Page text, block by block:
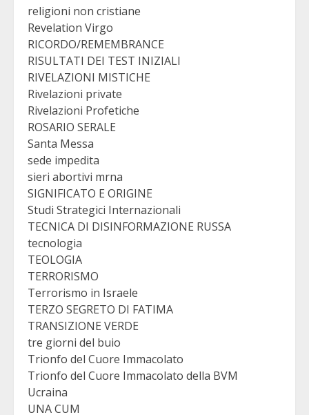
religioni non cristiane
Revelation Virgo
RICORDO/REMEMBRANCE
RISULTATI DEI TEST INIZIALI
RIVELAZIONI MISTICHE
Rivelazioni private
Rivelazioni Profetiche
ROSARIO SERALE
Santa Messa
sede impedita
sieri abortivi mrna
SIGNIFICATO E ORIGINE
Studi Strategici Internazionali
TECNICA DI DISINFORMAZIONE RUSSA
tecnologia
TEOLOGIA
TERRORISMO
Terrorismo in Israele
TERZO SEGRETO DI FATIMA
TRANSIZIONE VERDE
tre giorni del buio
Trionfo del Cuore Immacolato
Trionfo del Cuore Immacolato della BVM
Ucraina
UNA CUM